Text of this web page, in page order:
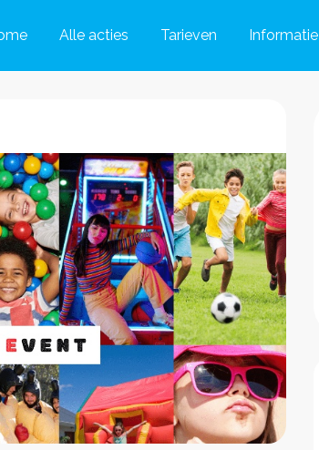
Alle acties Tarieven Informatie